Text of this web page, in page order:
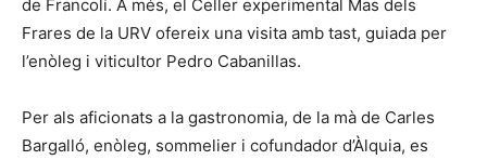
de Francolí. A més, el Celler experimental Mas dels
Frares de la URV ofereix una visita amb tast, guiada per
l’enòleg i viticultor Pedro Cabanillas.
Per als aficionats a la gastronomia, de la mà de Carles
Bargalló, enòleg, sommelier i cofundador d’Àlquia, es